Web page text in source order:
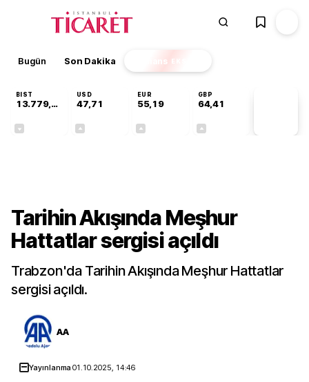
Bugün Son Dakika Finans EKSTRA
BIST
13.779,39
USD
47,71
EUR
55,19
GBP
64,41
Tarihin Akışında Meşhur
Hattatlar sergisi açıldı
Trabzon'da Tarihin Akışında Meşhur Hattatlar
sergisi açıldı.
AA
Yayınlanma01.10.2025, 14:46